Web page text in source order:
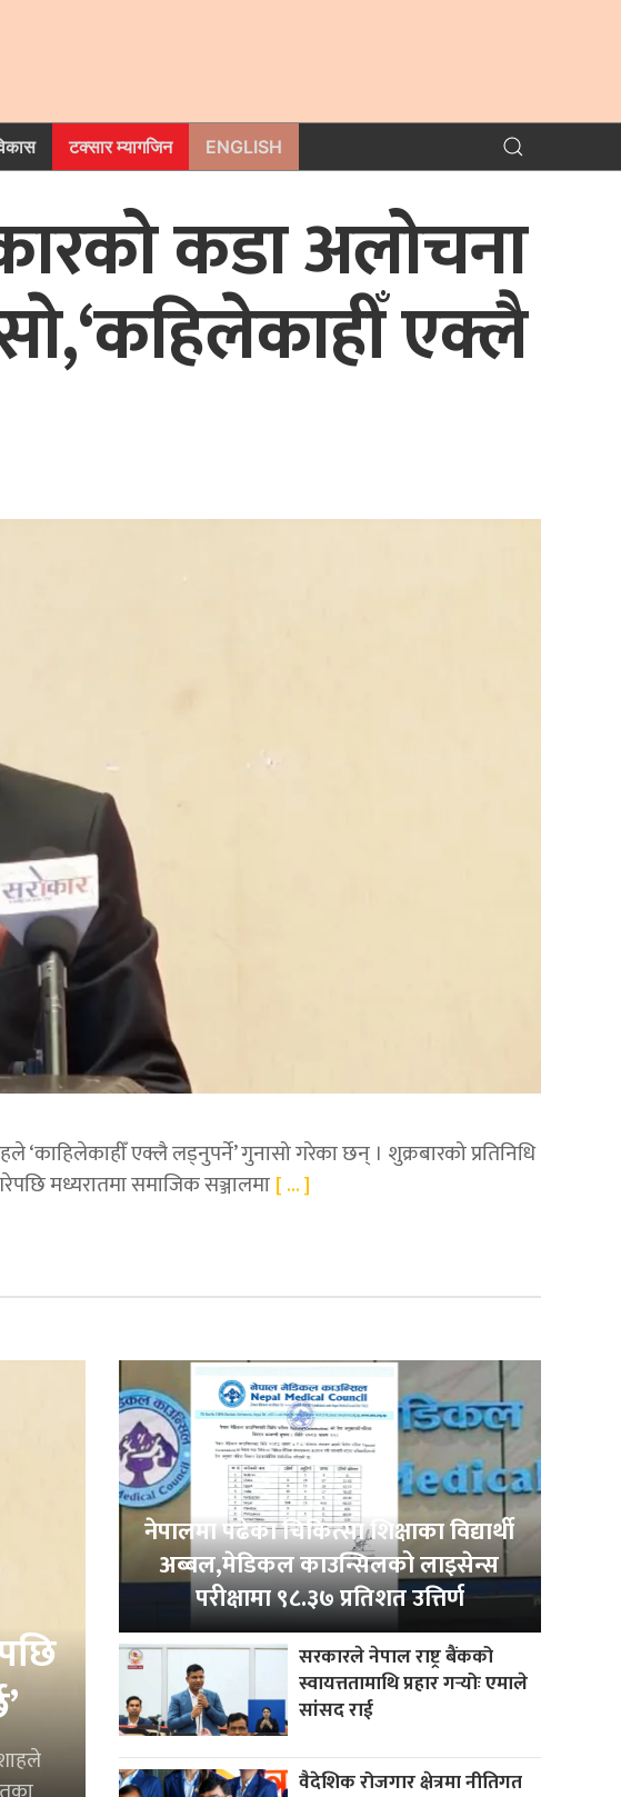
टक्सार म्यागजिन ENGLISH
कडा अलोचना
एक्लै
‘काहिलेकाहीँ एक्लै लड्नुपर्ने’ गुनासो गरेका छन् । शुक्रबारको प्रतिनिधि
मध्यरातमा समाजिक सञ्जालमा[ ... ]
नेपालमा पढेका चिकित्सा शिक्षाका विद्यार्थी
अब्बल,मेडिकल काउन्सिलको लाइसेन्स
परीक्षामा ९८.३७ प्रतिशत उत्तिर्ण
सरकारले नेपाल राष्ट्र बैंकको
स्वायत्ततामाथि प्रहार गर्‍योः एमाले
सांसद राई
वैदेशिक रोजगार क्षेत्रमा नीतिगत